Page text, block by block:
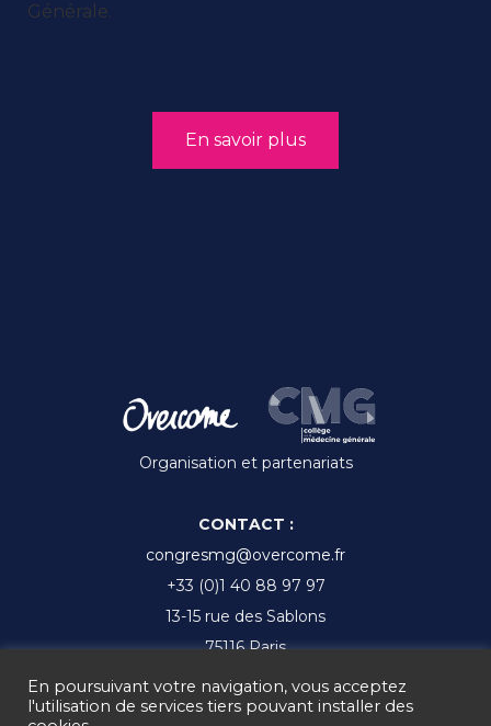
Générale.
En savoir plus
Organisation et partenariats
CONTACT :
congresmg@overcome.fr
+33 (0)1 40 88 97 97
13-15 rue des Sablons
75116 Paris
En poursuivant votre navigation, vous acceptez
l'utilisation de services tiers pouvant installer des